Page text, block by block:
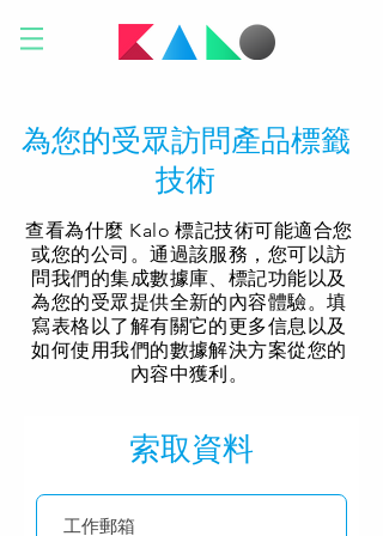
為您的受眾訪問產品標籤
技術
查看為什麼 Kalo 標記技術可能適合您
或您的公司。通過該服務，您可以訪
問我們的集成數據庫、標記功能以及
為您的受眾提供全新的內容體驗。填
寫表格以了解有關它的更多信息以及
如何使用我們的數據解決方案從您的
內容中獲利。
索取資料